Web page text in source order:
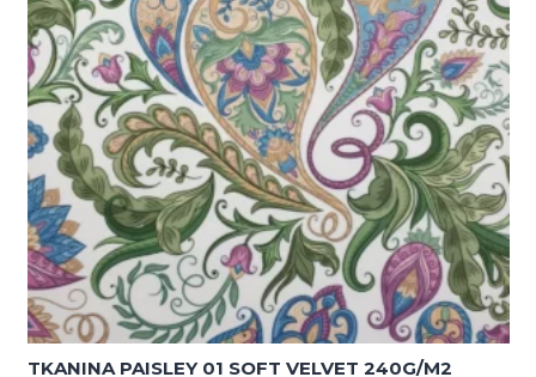
TKANINA PAISLEY 01 SOFT VELVET 240G/M2